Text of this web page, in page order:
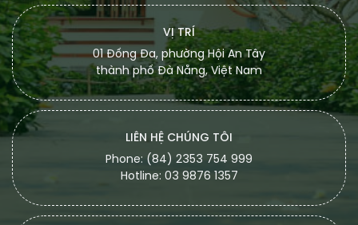
VỊ TRÍ
01 Đống Đa, phường Hội An Tây
thành phố Đà Nẵng, Việt Nam
LIÊN HỆ CHÚNG TÔI
Phone: (84) 2353 754 999
Hotline: 03 9876 1357